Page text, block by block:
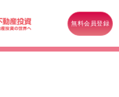
無料会員登録
税金対策も【税理士監修】